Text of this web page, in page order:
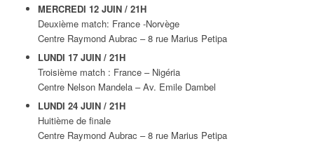
MERCREDI 12 JUIN / 21H
Deuxième match: France -Norvège
Centre Raymond Aubrac – 8 rue Marius Petipa
LUNDI 17 JUIN / 21H
Troisième match : France – Nigéria
Centre Nelson Mandela – Av. Emile Dambel
LUNDI 24 JUIN / 21H
Huitième de finale
Centre Raymond Aubrac – 8 rue Marius Petipa